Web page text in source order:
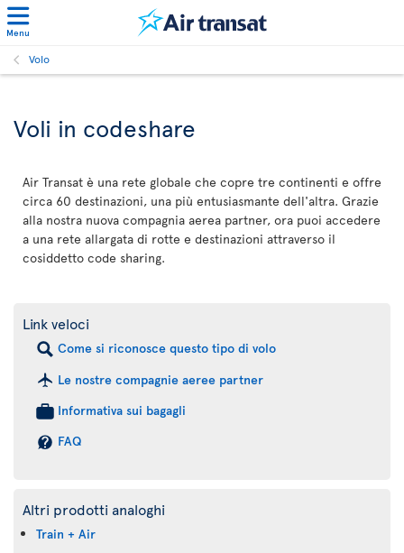
Menu
Volo
Voli in codeshare
Air Transat è una rete globale che copre tre continenti e offre
circa 60 destinazioni, una più entusiasmante dell'altra. Grazie
alla nostra nuova compagnia aerea partner, ora puoi accedere
a una rete allargata di rotte e destinazioni attraverso il
cosiddetto code sharing.
Link veloci
Come si riconosce questo tipo di volo
Le nostre compagnie aeree partner
Informativa sui bagagli
FAQ
Altri prodotti analoghi
Train + Air